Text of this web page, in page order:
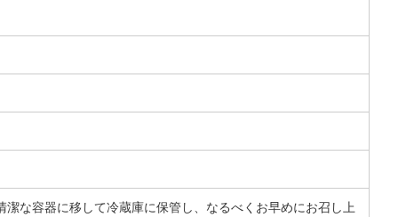
な容器に移して冷蔵庫に保管し、なるべくお早めにお召し上